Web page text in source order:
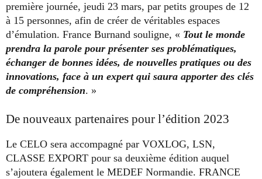
première journée, jeudi 23 mars, par petits groupes de 12
à 15 personnes, afin de créer de véritables espaces
d’émulation. France Burnand souligne, « Tout le monde
prendra la parole pour présenter ses problématiques,
échanger de bonnes idées, de nouvelles pratiques ou des
innovations, face à un expert qui saura apporter des clés
de compréhension. »
De nouveaux partenaires pour l’édition 2023
Le CELO sera accompagné par VOXLOG, LSN,
CLASSE EXPORT pour sa deuxième édition auquel
s’ajoutera également le MEDEF Normandie. FRANCE